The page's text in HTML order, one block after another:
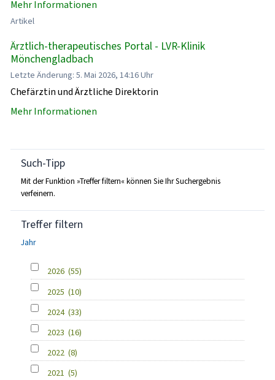
Mehr Informationen
Artikel
Ärztlich-therapeutisches Portal - LVR-Klinik
Mönchengladbach
Letzte Änderung: 5. Mai 2026, 14:16 Uhr
Chefärztin und Ärztliche Direktorin
Mehr Informationen
Such-Tipp
Mit der Funktion »Treffer filtern« können Sie Ihr Suchergebnis
verfeinern.
Treffer filtern
Jahr
2026 (55)
2025 (10)
2024 (33)
2023 (16)
2022 (8)
2021 (5)